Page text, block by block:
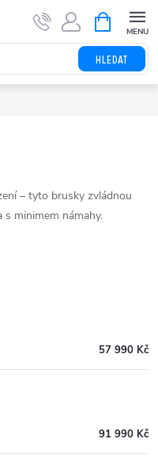
HLEDAT
NÁKUPNÍ
KOŠÍK
– tyto brusky zvládnou
s minimem námahy.
57 990 Kč
91 990 Kč